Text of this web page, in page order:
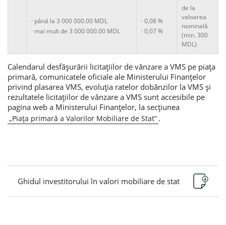
· până la 3 000 000.00 MDL
· mai mult de 3 000 000.00 MDL
· 0,08 %
· 0,07 %
de la
valoarea
nominală
(min. 300
MDL)
Calendarul desfăşurării licitaţiilor de vânzare a VMS pe piaţa
primară, comunicatele oficiale ale Ministerului Finanţelor
privind plasarea VMS, evoluţia ratelor dobânzilor la VMS şi
rezultatele licitaţiilor de vânzare a VMS sunt accesibile pe
pagina web a Ministerului Finanțelor, la secțiunea
„Piața primară a Valorilor Mobiliare de Stat” .
Ghidul investitorului în valori mobiliare de stat